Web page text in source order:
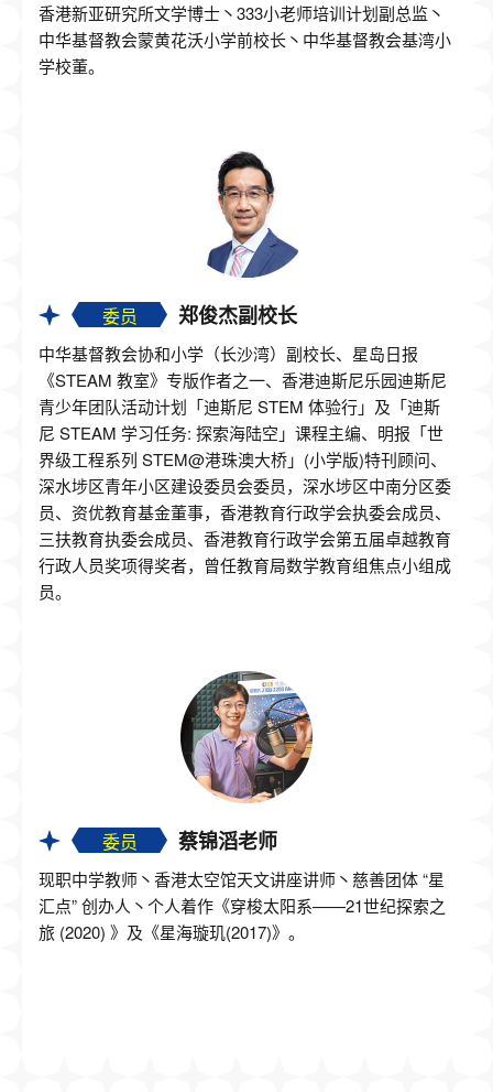
香港新亚研究所文学博士丶333小老师培训计划副总监丶
中华基督教会蒙黄花沃小学前校长丶中华基督教会基湾小
学校董。
委员 郑俊杰副校长
中华基督教会协和小学（长沙湾）副校长、星岛日报
《STEAM 教室》专版作者之一、香港迪斯尼乐园迪斯尼
青少年团队活动计划「迪斯尼 STEM 体验行」及「迪斯
尼 STEAM 学习任务: 探索海陆空」课程主编、明报「世
界级工程系列 STEM@港珠澳大桥」(小学版)特刊顾问、
深水埗区青年小区建设委员会委员，深水埗区中南分区委
员、资优教育基金董事，香港教育行政学会执委会成员、
三扶教育执委会成员、香港教育行政学会第五届卓越教育
行政人员奖项得奖者，曾任教育局数学教育组焦点小组成
员。
委员 蔡锦滔老师
现职中学教师丶香港太空馆天文讲座讲师丶慈善团体 “星
汇点” 创办人丶个人着作《穿梭太阳系——21世纪探索之
旅 (2020) 》及《星海璇玑(2017)》。